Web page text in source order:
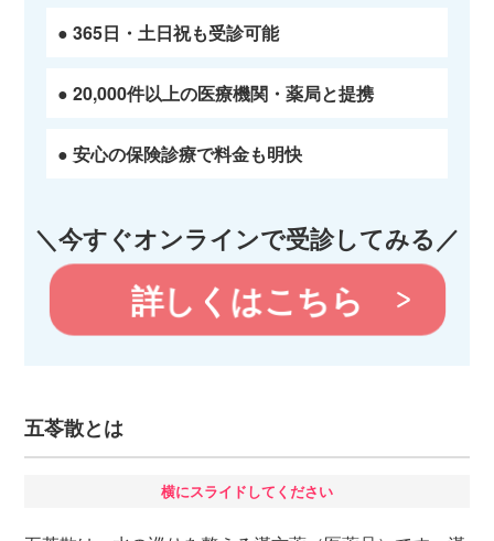
● 365日・土日祝も受診可能
● 20,000件以上の医療機関・薬局と提携
● 安心の保険診療で料金も明快
＼今すぐオンラインで受診してみる／
詳しくはこちら
五苓散とは
横にスライドしてください